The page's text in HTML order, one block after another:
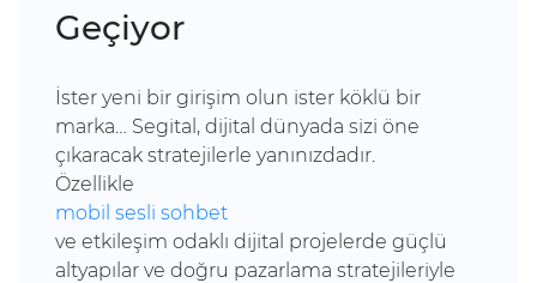
Geçiyor
İster yeni bir girişim olun ister köklü bir
marka… Segital, dijital dünyada sizi öne
çıkaracak stratejilerle yanınızdadır.
Özellikle
mobil sesli sohbet
ve etkileşim odaklı dijital projelerde güçlü
altyapılar ve doğru pazarlama stratejileriyle